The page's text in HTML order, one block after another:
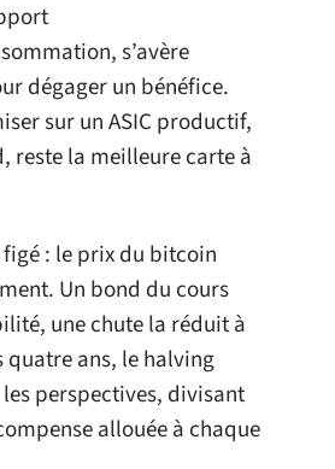
s’avère
dégager un bénéfice.
sur un ASIC productif,
reste la meilleure carte à
figé : le prix du bitcoin
Un bond du cours
une chute la réduit à
quatre ans, le halving
perspectives, divisant
allouée à chaque